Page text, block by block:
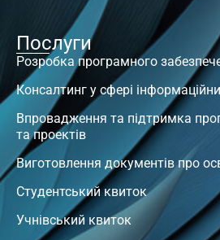
Послуги
Розробка програмного
Консалтинг у сфері
Впровадження та підтримка
та проектів
Виготовлення документів про
Студентський квиток
Учнівський квиток